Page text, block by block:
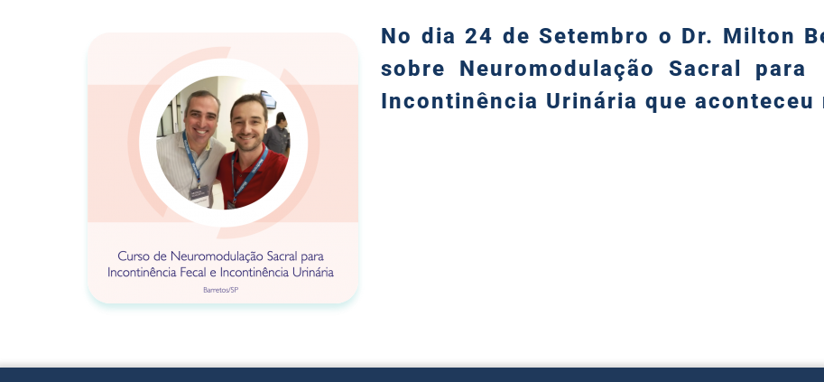
No dia 24 de Setembro o Dr. Milton
sobre Neuromodulação Sacral
Incontinência Urinária que aconteceu